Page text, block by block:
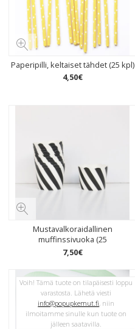
Paperipilli, keltaiset tähdet (25 kpl)
4,50€
Mustavalkoraidallinen
muffinssivuoka (25
7,50€
Voih! Tämä tuote on tilapäisesti loppu
varastosta. Lähetä viesti
info@popupkemut.fi, niin
ilmoitamme sinulle kun tuote on
jälleen saatavilla.